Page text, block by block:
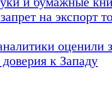
на экспорт
оценили
к Западу